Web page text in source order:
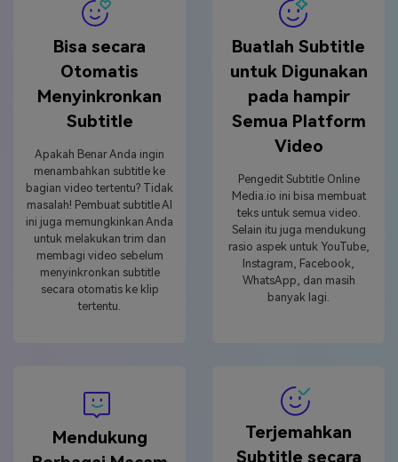
Bisa secara
Otomatis
Menyinkronkan
Subtitle
Apakah Benar Anda ingin
menambahkan subtitle ke
bagian video tertentu? Tidak
masalah! Pembuat subtitle AI
ini juga memungkinkan Anda
untuk melakukan trim dan
membagi video sebelum
menyinkronkan subtitle
secara otomatis ke klip
tertentu.
Buatlah Subtitle
untuk Digunakan
pada hampir
Semua Platform
Video
Pengedit Subtitle Online
Media.io ini bisa membuat
teks untuk semua video.
Selain itu juga mendukung
rasio aspek untuk YouTube,
Instagram, Facebook,
WhatsApp, dan masih
banyak lagi.
Mendukung
Terjemahkan
Subtitle secara